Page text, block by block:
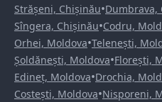
Strășeni, Chișinău•Dumbrava,
Sîngera, Chișinău•Codru,
Orhei, Moldova•Telenești,
Șoldănești, Moldova•Florești,
Edineț, Moldova•Drochia,
Costești, Moldova•Nisporeni,